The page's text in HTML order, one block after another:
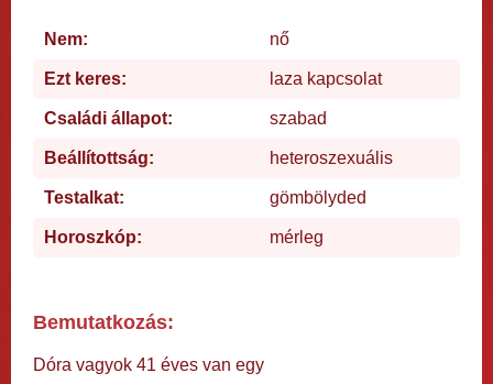
Nem: nő
Ezt keres: laza kapcsolat
Családi állapot: szabad
Beállítottság: heteroszexuális
Testalkat: gömbölyded
Horoszkóp: mérleg
Bemutatkozás:
Dóra vagyok 41 éves van egy